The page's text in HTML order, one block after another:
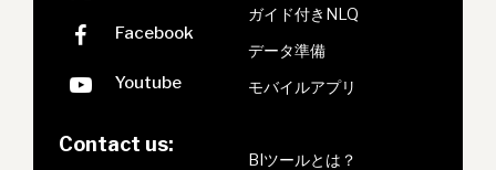
Contact us:
ガイド付きNLQ
データ準備
モバイルアプリ
BIツールとは？